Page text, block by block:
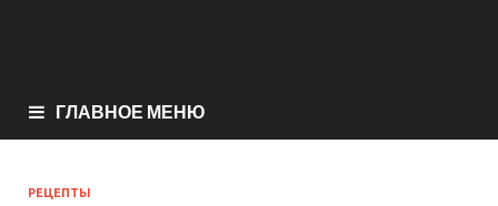
ГЛАВНОЕ МЕНЮ
РЕЦЕПТЫ